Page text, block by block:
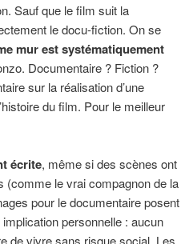
Sauf que le film suit la
le docu-fiction. On se
mur est systématiquement
Documentaire ? Fiction ?
sur la réalisation d’une
du film. Pour le meilleur
écrite, même si des scènes ont
(comme le vrai compagnon de la
pour le documentaire posent
personnelle : aucun